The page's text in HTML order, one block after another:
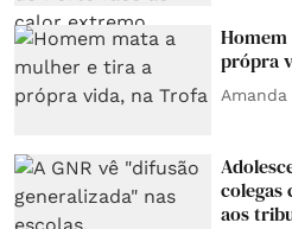
própra
colegas
aos